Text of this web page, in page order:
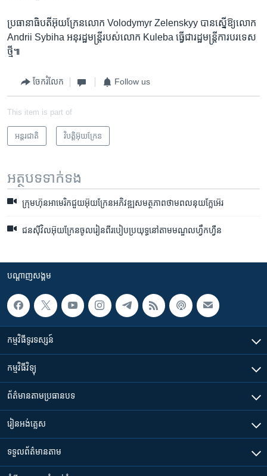
ប្រធានាធិបតី​អ៊ុយក្រែន​លោក Volodymyr Zelenskyy បាន​ស្នើ​ឱ្យ​លោក
Andrii Sybiha អនុ​រដ្ឋមន្ត្រី​របស់​លោក Kuleba ធ្វើ​ជា​រដ្ឋមន្ត្រី​ការបរទេស​
ថ្មី៕
ចែករំលែក Follow us
This item is part of
អន្តរជាតិ វិបត្តិអ៊ុយក្រែន
អត្ថបទ​ទាក់ទង
ក្រុមហ៊ុន​អាមេរិក​ជួយ​អ៊ុយក្រែន​អភិវឌ្ឍ​សមត្ថភាព​ថាមពល​នុយក្លែអ៊េរ
ជនស៊ីវិល​អ៊ុយក្រែន​ចូល​រៀន​​ពី​របៀប​ប្រយុទ្ធ​នៅ​តាម​មណ្ឌល​ហ្វឹកហ្វឺន
បណ្តាញ​សង្គម
កម្មវិធី​ទូរទស្សន៍
កម្មវិធី​វិទ្យុ
ព័ត៌មាន​តាមប្រធានបទ​
រៀន​​អង់គ្លេស
ទទួល​ព័ត៌មាន​តាម